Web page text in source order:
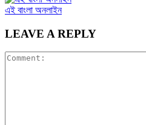
এই বাংলা অনলাইন
LEAVE A REPLY